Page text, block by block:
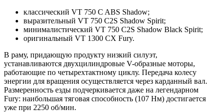
классический VT 750 C ABS Shadow;
выразительный VT 750 C2S Shadow Spirit;
минималистический VT 750 C2S Shadow Black Spirit;
оригинальный VT 1300 CX Fury.
В раму, придающую продукту низкий силуэт,
устанавливаются двухцилиндровые V-образные моторы,
работающие по четырехтактному циклу. Передача колесу
энергии для вращения осуществляется через карданный вал.
Размеренность езды подчеркивается даже на легендарном
Fury: наибольшая тяговая способность (107 Нм) достигается
уже при 2250 об/мин.